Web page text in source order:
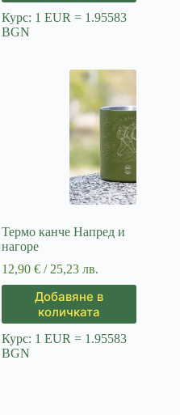
Курс: 1 EUR = 1.95583
BGN
Термо канче Напред и
нагоре
12,90€ / 25,23 лв.
Добавяне в
количката
Курс: 1 EUR = 1.95583
BGN